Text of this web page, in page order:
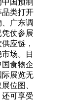
国预制
品类打开
广东调
仗参展
应链，
场。目
食物企
际展览无
位图、
可享受